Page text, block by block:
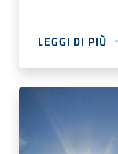
LEGGI DI PIÙ